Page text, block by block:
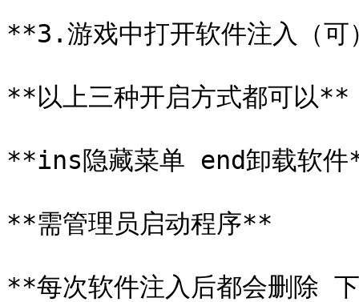
**3.游戏中打开软件注入（
**以上三种开启方式都可以**
**ins隐藏菜单 end卸载软
**需管理员启动程序**
**每次软件注入后都会删除